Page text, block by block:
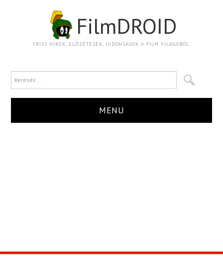
FilmDROID
FRISS HÍREK, ELŐZETESEK, ÚJDONSÁGOK A FILM VILÁGÁBÓL.
MENU